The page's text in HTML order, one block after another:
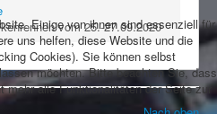
vom 25.-27.09.2020
Einige von ihnen sind essenziell für
uns helfen, diese Website und die
Cookies). Sie können selbst
möchten. Bitte beachten Sie, dass
mehr alle Funktionalitäten der Seite zur